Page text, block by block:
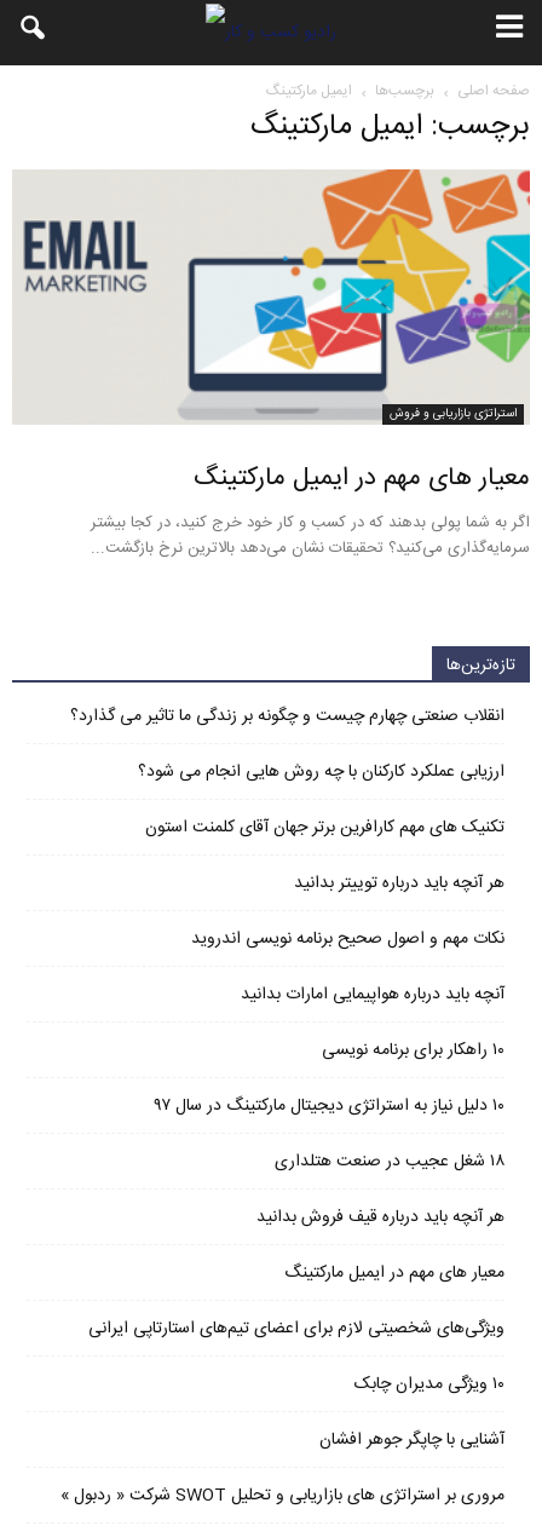
صفحه اصلی برچسب‌ها ایمیل مارکتینگ
برچسب: ایمیل مارکتینگ
استراتژی بازاریابی و فروش
معیار های مهم در ایمیل مارکتینگ
اگر به شما پولی بدهند که در کسب و کار خود خرج کنید، در کجا بیشتر
سرمایه‌گذاری می‌کنید؟ تحقیقات نشان می‌دهد بالاترین نرخ بازگشت...
تازه‌ترین‌ها
انقلاب صنعتی چهارم چیست و چگونه بر زندگی ما تاثیر می گذارد؟
ارزیابی عملکرد کارکنان با چه روش هایی انجام می شود؟
تکنیک های مهم کارافرین برتر جهان آقای کلمنت استون
هر آنچه باید درباره توییتر بدانید
نکات مهم و اصول صحیح برنامه نویسی اندروید
آنچه باید درباره هواپیمایی امارات بدانید
۱۰ راهکار برای برنامه نویسی
۱۰ دلیل نیاز به استراتژی دیجیتال مارکتینگ در سال ۹۷
۱۸ شغل عجیب در صنعت هتلداری
هر آنچه باید درباره قیف فروش بدانید
معیار های مهم در ایمیل مارکتینگ
ویژگی‌های شخصیتی لازم برای اعضای تیم‌های استارتاپی ایرانی
۱۰ ویژگی مدیران چابک
آشنایی با چاپگر جوهر افشان
مروری بر استراتژی های بازاریابی و تحلیل SWOT شرکت « ردبول »